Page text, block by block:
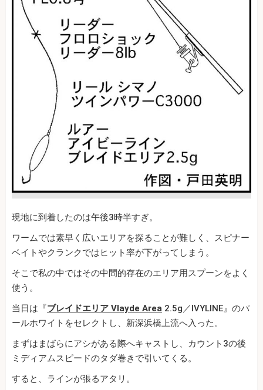
現地に到着したのは午後3時半すぎ。
ワームでは素早く広いエリアを探ることが難しく、スピナー
ベイトやクランクではヒット率が下がってしまう。
そこで私の中ではその中間的存在のエリア用スプーンをよく
使う。
当日は『ブレイドエリア Vlayde Area 2.5g／IVYLINE』のパ
ールホワイトをセレクトし、新深浜橋上流へ入った。
まずはまばらにアシがある際へキャストし、カウント3の後
ミディアムスピードのタダ巻きで引いてくる。
すると、ラインが張るアタリ。